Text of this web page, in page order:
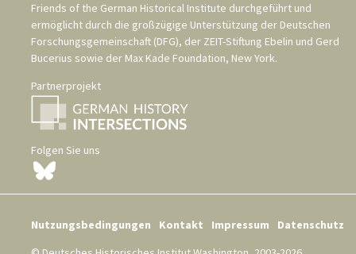
Friends of the German Historical Institute durchgeführt und
ermöglicht durch die großzügige Unterstützung der Deutschen
Forschungsgemeinschaft (DFG), der ZEIT-Stiftung Ebelin und Gerd
Bucerius sowie der Max Kade Foundation, New York.
Partnerprojekt
Folgen Sie uns
Nutzungsbedingungen Kontakt Impressum
Datenschutz